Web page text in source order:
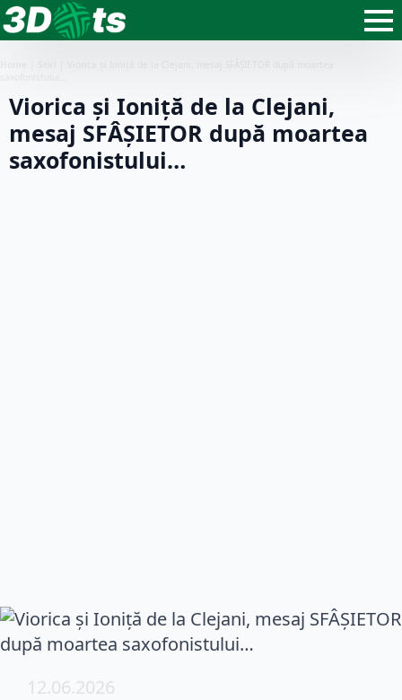
Viorica și Ioniță de la Clejani,
mesaj SFÂȘIETOR după moartea
saxofonistului…
12.06.2026